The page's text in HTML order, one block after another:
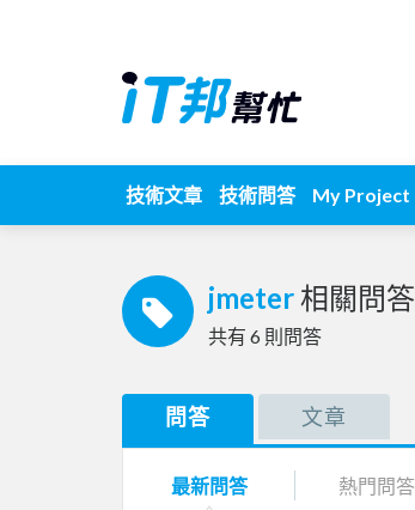
技術文章 技術問答 My Project
jmeter 相關問答
共有 6 則問答
問答 文章
最新問答 熱門問答